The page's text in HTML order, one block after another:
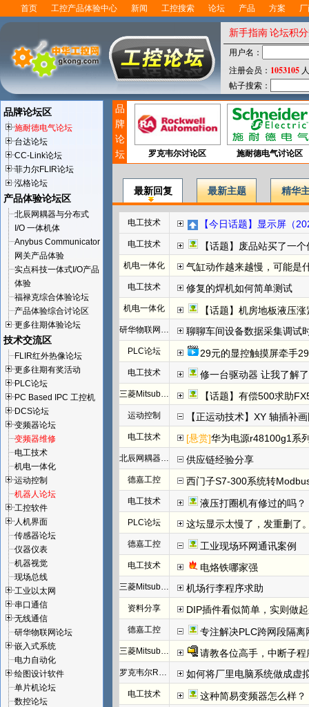
首页 工控产品体验中心 新闻 工控搜索 论坛 产品 方案
新手指南论坛积
用户名：
注册会员： 1053105
帖子搜索：
品牌论坛区
施耐德电气论坛
台达论坛
CC-Link论坛
菲力尔FLIR论坛
泓格论坛
产品体验论坛区
北辰网耦器与分布式
I/O 一体机体
Anybus Communicator
网关产品体验
实点科技一体式I/O产品
体验
福禄克综合体验论坛
产品体验综合讨论区
更多往期体验论坛
技术交流区
FLIR红外热像论坛
更多往期有奖活动
PLC论坛
PC Based IPC 工控机
DCS论坛
变频器论坛
变频器维修
电工技术
机电一体化
运动控制
机器人论坛
工控软件
人机界面
传感器论坛
仪器仪表
机器视觉
现场总线
工业以太网
串口通信
无线通信
研华物联网论坛
嵌入式系统
电力自动化
绘图设计软件
单片机论坛
数控论坛
品
牌
论
坛
罗克韦尔讨论区 施耐德电气讨论区
最新回复 最新主题 精华
电工技术 【今日话题】显示屏（
电工技术 【话题】废品站买了一
机电一体化 气缸动作越来越慢，可能是
电工技术 修复的焊机如何简单测试
机电一体化 【话题】机房地板液压
研华物联网论坛 聊聊车间设备数据采集调试
PLC论坛 29元的显控触摸屏牵手
电工技术 修一台驱动器 让我了解
三菱Mitsubishi 【话题】有偿500求助
运动控制 【正运动技术】XY 轴插补
电工技术 [悬赏]华为电源r48100g1系
北辰网耦器与分布式 I/O 一体机体 供应链经验分享
德嘉工控 西门子S7-300系统转
电工技术 液压打圈机有修过的吗？
PLC论坛 这坛显示太慢了，发重删了
德嘉工控 工业现场环网通讯案例
电工技术 电烙铁哪家强
三菱Mitsubishi 机场行李程序求助
资料分享 DIP插件看似简单，实则做
德嘉工控 专注解决PLC跨网段隔离
三菱Mitsubishi 请教各位高手，中断子
罗克韦尔Rockwell(AB) 如何将厂里电脑系统做成虚
电工技术 这种简易变频器怎么样？